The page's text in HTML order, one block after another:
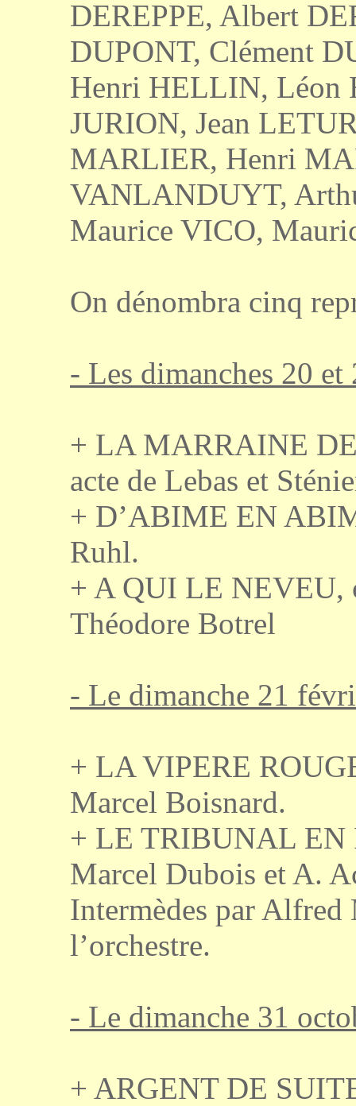
DEREPPE, Albert
DUPONT, Clément
Henri HELLIN, Léon
JURION, Jean
MARLIER, Henri
VANLANDUYT,
Maurice VICO,
On dénombra cinq
- Les dimanches 20 et
+ LA MARRAINE
acte de Lebas et
+ D’ABIME EN
Ruhl.
+ A QUI LE NEVEU,
Théodore Botrel
- Le dimanche 21
+ LA VIPERE
Marcel Boisnard.
+ LE TRIBUNAL EN
Marcel Dubois et A.
Intermèdes par
l’orchestre.
- Le dimanche 31
+ ARGENT DE